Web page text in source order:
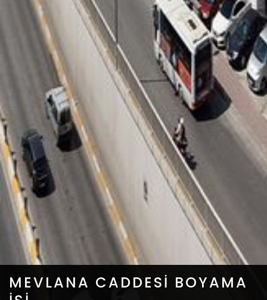
MEVLANA CADDESİ BOYAMA